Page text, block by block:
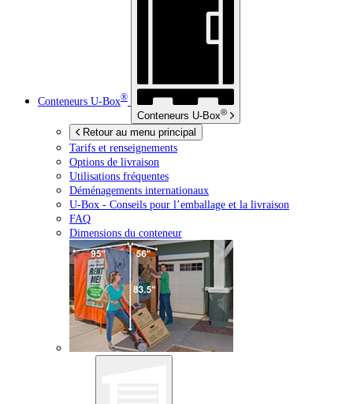
Conteneurs U-Box®
Conteneurs U-Box®
Retour au menu principal
Tarifs et renseignements
Options de livraison
Utilisations fréquentes
Déménagements internationaux
U-Box - Conseils pour l’emballage et la livraison
FAQ
Dimensions du conteneur